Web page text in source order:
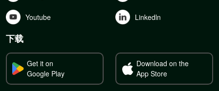
Youtube Linkedln
下载
Get it on
Google Play
Download on the
App Store